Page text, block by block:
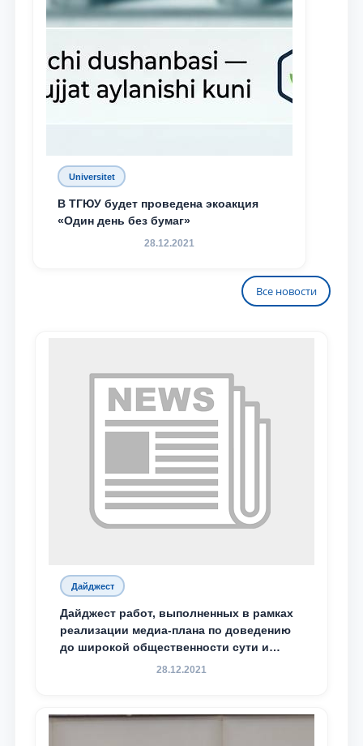
Universitet
В ТГЮУ будет проведена экоакция
«Один день без бумаг»
28.12.2021
Все новости
Дайджест
Дайджест работ, выполненных в рамках
реализации медиа-плана по доведению
до широкой общественности сути и
содержания задач, определённых в
Мажлису и народу Узбекистана
28.12.2021